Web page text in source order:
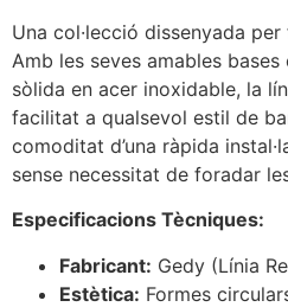
Una col·lecció dissenyada
Amb les seves amables
sòlida en acer inoxidable, la
facilitat a qualsevol estil de
comoditat d’una ràpida
sense necessitat de foradar
Especificacions Tècniques:
Fabricant: Gedy (Línia
Estètica: Formes